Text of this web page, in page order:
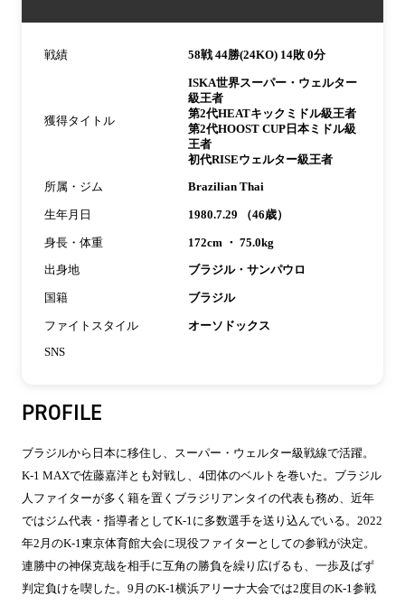
戦績 58戦 44勝(24KO) 14敗 0分
獲得タイトル
ISKA世界スーパー・ウェルター
級王者
第2代HEATキックミドル級王者
第2代HOOST CUP日本ミドル級
王者
初代RISEウェルター級王者
所属・ジム Brazilian Thai
生年月日 1980.7.29 （46歳）
身長・体重 172cm ・ 75.0kg
出身地 ブラジル・サンパウロ
国籍 ブラジル
ファイトスタイル オーソドックス
SNS
PROFILE
ブラジルから日本に移住し、スーパー・ウェルター級戦線で活躍。
K-1 MAXで佐藤嘉洋とも対戦し、4団体のベルトを巻いた。ブラジル
人ファイターが多く籍を置くブラジリアンタイの代表も務め、近年
ではジム代表・指導者としてK-1に多数選手を送り込んでいる。2022
年2月のK-1東京体育館大会に現役ファイターとしての参戦が決定。
連勝中の神保克哉を相手に互角の勝負を繰り広げるも、一歩及ばず
判定負けを喫した。9月のK-1横浜アリーナ大会では2度目のK-1参戦